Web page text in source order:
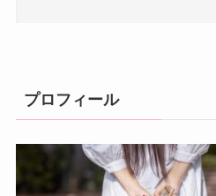
プロフィール